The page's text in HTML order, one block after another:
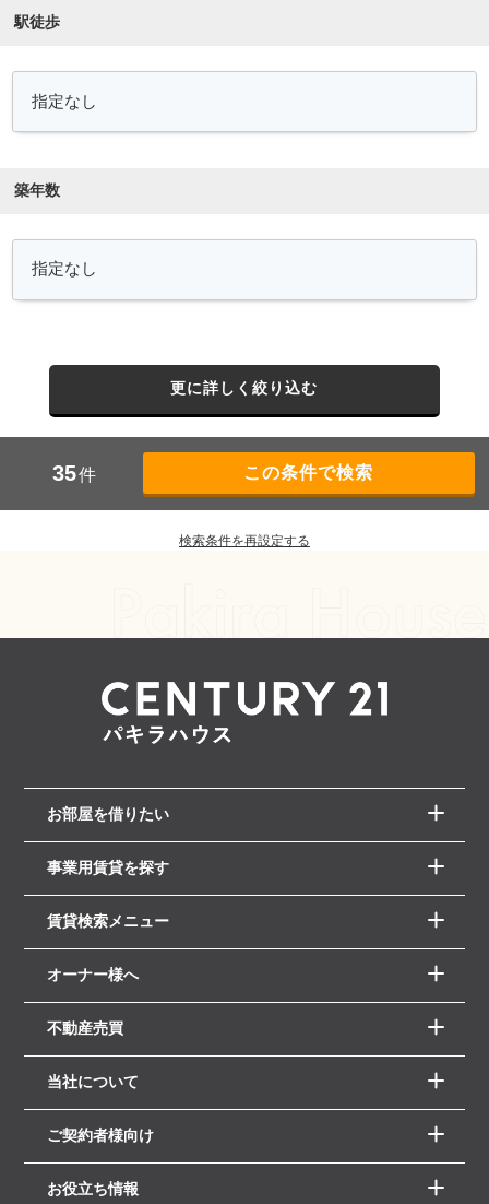
駅徒歩
築年数
更に詳しく絞り込む
35件
検索条件を再設定する
お部屋を借りたい
事業用賃貸を探す
賃貸検索メニュー
オーナー様へ
不動産売買
当社について
ご契約者様向け
お役立ち情報